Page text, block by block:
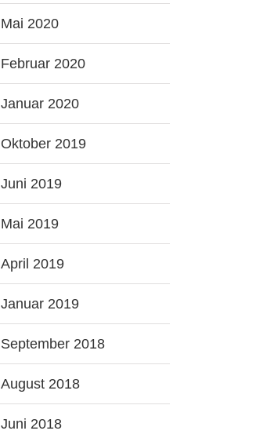
Mai 2020
Februar 2020
Januar 2020
Oktober 2019
Juni 2019
Mai 2019
April 2019
Januar 2019
September 2018
August 2018
Juni 2018